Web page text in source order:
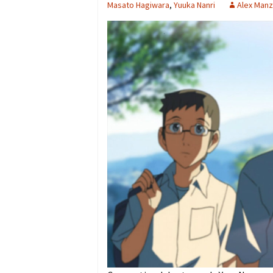
Masato Hagiwara, Yuuka Nanri Alex